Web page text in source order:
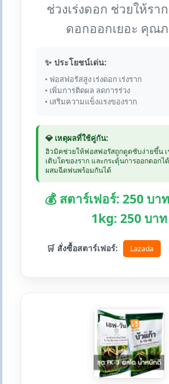
ช่วงเร่งดอก ช่วยให้รา
ดอกออกเยอะ คุณ
✨ ประโยชน์เด่น:
• ฟอสฟอรัสสูง เร่งดอก เร่งราก
• เพิ่มการติดผล ลดการร่วง
• เสริมความแข็งแรงของราก
💎 เหตุผลที่ใช้คู่กัน:
ฮิวมิคช่วยให้ฟอสฟอรัสถูกดูดซับง่ายขึ้น เ
เติบโตของราก และกระตุ้นการออกดอกไ
ผสมฉีดพ่นพร้อมกันได้
💰 สตาร์เฟอร์: 250 บ
1kg: 250 บาท
🛒 สั่งซื้อสตาร์เฟอร์: Lazada